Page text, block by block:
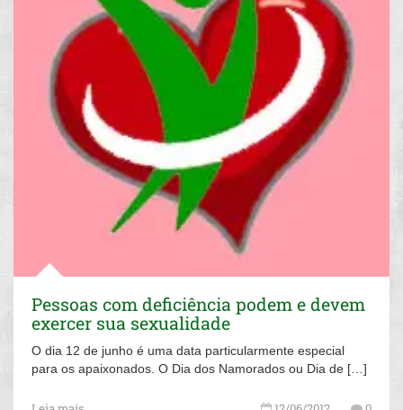
Pessoas com deficiência podem e devem
exercer sua sexualidade
O dia 12 de junho é uma data particularmente especial
para os apaixonados. O Dia dos Namorados ou Dia de […]